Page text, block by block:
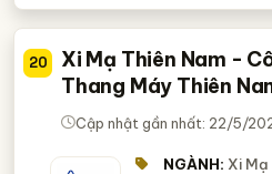
20
Xi Mạ Thiên Nam -
Thang Máy Thiên
Cập nhật gần nhất: 22/5/
NGÀNH: Xi